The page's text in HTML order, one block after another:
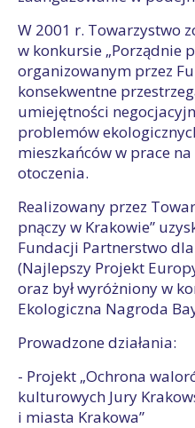
W 2001 r. Towarzystwo
w konkursie „Porządnie
organizowanym przez
konsekwentne
umiejętności
problemów
mieszkańców w prace
otoczenia.
Realizowany przez
pnączy w Krakowie”
Fundacji Partnerstwo
(Najlepszy Projekt
oraz był wyróżniony w
Ekologiczna Nagroda
Prowadzone działania:
- Projekt „Ochrona
kulturowych Jury
i miasta Krakowa”